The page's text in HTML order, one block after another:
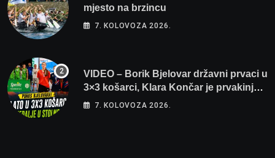
mjesto na brzincu
7. KOLOVOZA 2026.
VIDEO – Borik Bjelovar državni prvaci u
3×3 košarci, Klara Končar je prvakinja
Hrvatske u stolnom tenisu!
7. KOLOVOZA 2026.